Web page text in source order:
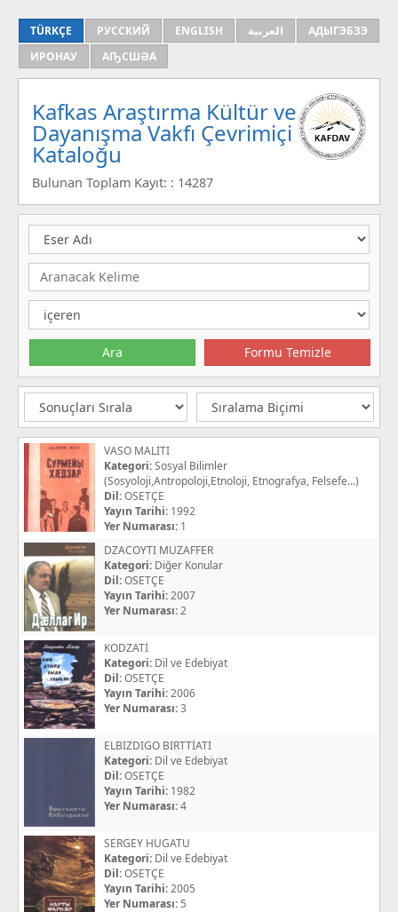
TÜRKÇE РУССКИЙ ENGLISH العربية
АДЫГЭБЗЭ
ИРОНАУ
АҦСШӘА
Kafkas Araştırma Kültür ve
Dayanışma Vakfı Çevrimiçi
Kataloğu
Bulunan Toplam Kayıt: : 14287
VASO MALİTI
Kategori:Sosyal Bilimler
(Sosyoloji,Antropoloji,Etnoloji, Etnografya, Felsefe...)
Dil:OSETÇE
Yayın Tarihi: 1992
Yer Numarası: 1
DZACOYTI MUZAFFER
Kategori: Diğer Konular
Dil:OSETÇE
Yayın Tarihi:2007
Yer Numarası:2
KODZATİ
Kategori: Dil ve Edebiyat
Dil:OSETÇE
Yayın Tarihi:2006
Yer Numarası:3
ELBIZDIGO BIRTTİATI
Kategori: Dil ve Edebiyat
Dil:OSETÇE
Yayın Tarihi: 1982
Yer Numarası:4
SERGEY HUGATU
Kategori: Dil ve Edebiyat
Dil:OSETÇE
Yayın Tarihi:2005
Yer Numarası: 5